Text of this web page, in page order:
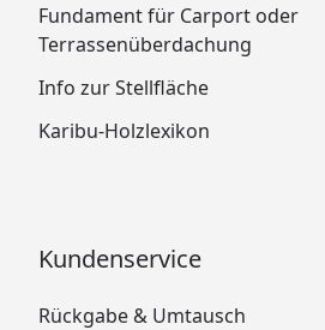
Fundament für Carport oder
Terrassenüberdachung
Info zur Stellfläche
Karibu-Holzlexikon
Kundenservice
Rückgabe & Umtausch